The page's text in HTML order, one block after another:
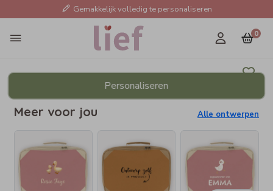
Gemakkelijk volledig te personaliseren
0
Personaliseren
Meer voor jou Alle ontwerpen